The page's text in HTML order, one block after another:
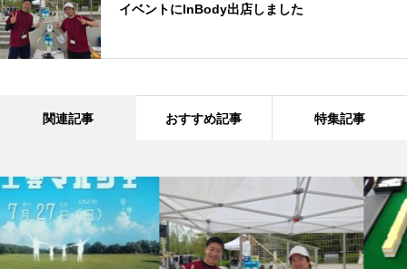
イベントにInBody出店しました
関連記事 おすすめ記事 特集記事